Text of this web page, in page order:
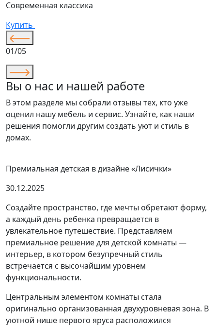
Современная классика
Купить
01/05
Вы о нас и нашей работе
В этом разделе мы собрали отзывы тех, кто уже
оценил нашу мебель и сервис. Узнайте, как наши
решения помогли другим создать уют и стиль в
домах.
Премиальная детская в дизайне «Лисички»
30.12.2025
Создайте пространство, где мечты обретают форму,
а каждый день ребенка превращается в
увлекательное путешествие. Представляем
премиальное решение для детской комнаты —
интерьер, в котором безупречный стиль
встречается с высочайшим уровнем
функциональности.
Центральным элементом комнаты стала
оригинально организованная двухуровневая зона. В
уютной нише первого яруса расположился